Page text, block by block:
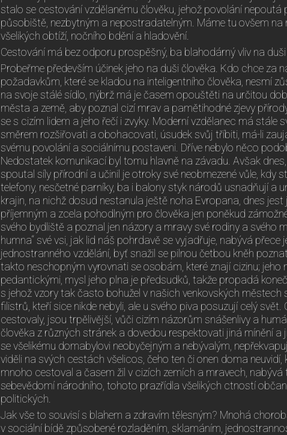
stalo se cestování vzdělanému člověku, jehož povolání nepoutá
působiště, nezbytným a nepostradatelným. Máme tu ovšem
všelikých obtíží, nočního bdění a hladovění.
Cestování má bez odporu prospěšný, ba blahodárný vliv na
Probeřme především účinek jeho na duši člověka. Kdo chce za
požadavkům, které se kladou na inteligentního člověka, nesmí
na svoje stálé sídlo, nýbrž má je časem opouštěti na určitou
města a země, aby poznal cizí mrav a pamětihodné zjevy
se s cizím lidem a jeho řečí i zvyky. Moderní vzdělanec má stále
směrem rozšiřovati a obohacovati, úsudek svůj tříbiti, má-li
svému povolání a sociálnímu postaveni. Dříve nebylo něco
Nedostatek komunikací byl tomu hlavně na závadu. Avšak
spoutal síly přírodní a učinil je otroky své neobmezené vůle, kdy
telefony, nesčetné parníky, ba i balony styk národů usnadňují a
krajin, na nichž dosud nestanula ještě noha Evropana, dnes jest
příjemným a zcela pohodlným pro člověka jen poněkud
svého bydliště a poznal jen názory a mravy své rodiny a svého
humna“ své vsi, jak lid náš pohrdavě se vyjadřuje, nabývá přece
jednostranného vzdělání, byť snažil se pilnou četbou kněh
takto neschopným vyrovnati se osobám, které znají cizinu; jeho
pedantickými, mysl jeho plna je předsudků, takže propadá
s jehož vzory tak často bohužel v našich venkovských městech
filistrů, kteří sice nikde nebyli, ale u svého piva posuzují celý svět.
cestovaly, jsou trpělivější, vůči cizím názorům snášenlivy a
člověka z různých stránek a dovedou respektovati jiná mínění a
se všelikému domabylovi neobyčejným a nebývalým,
viděli na svých cestách všelicos, čeho ten či onen doma neuvidí,
mnoho cestoval a časem žil v cizích zemích a mravech, nabývá
sebevědomí národního, tohoto prazřídla všelikých ctností
politických.
Jak vše to souvisí s blahem a zdravím tělesným? Mnohá
v sociální bídě způsobené rozladěním, sklamáním,